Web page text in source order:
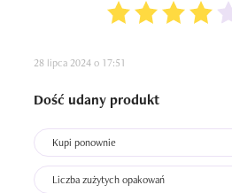
28 lipca 2024 o 17:51
Dość udany produkt
Kupi ponownie
Liczba zużytych opakowań